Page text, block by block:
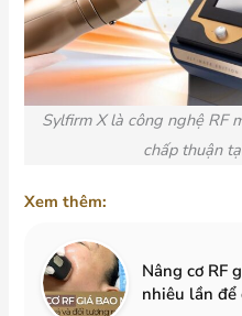
Sylfirm X là công nghệ RF
chấp thuận
Xem thêm:
Nâng cơ RF
nhiêu lần để